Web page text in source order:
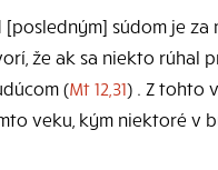
[posledným] súdom je
že ak sa niekto rúhal
(Mt 12,31) . Z tohto
veku, kým niektoré v